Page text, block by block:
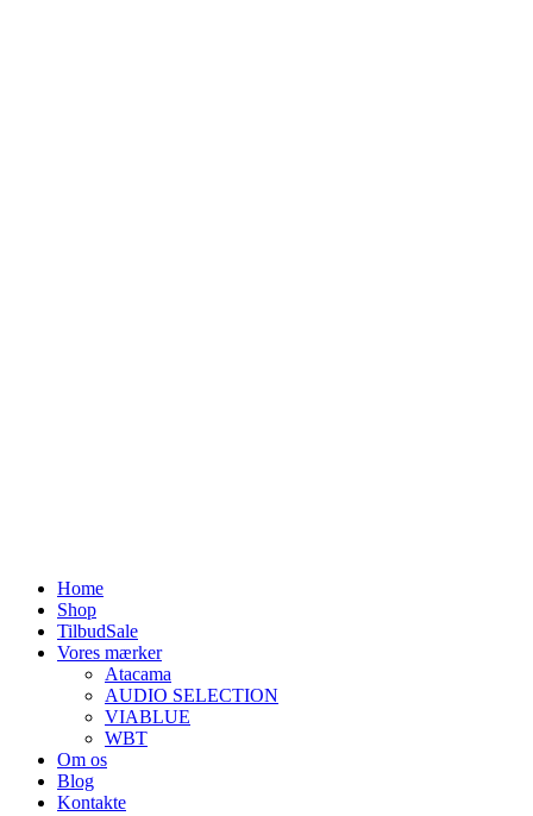
Home
Shop
TilbudSale
Vores mærker
Atacama
AUDIO SELECTION
VIABLUE
WBT
Om os
Blog
Kontakte